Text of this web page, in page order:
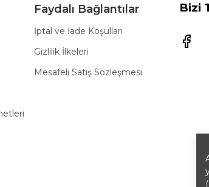
Faydalı Bağlantılar
İptal ve İade Koşulları
Gizlilik İlkeleri
Mesafeli Satış Sözleşmesi
Bizi